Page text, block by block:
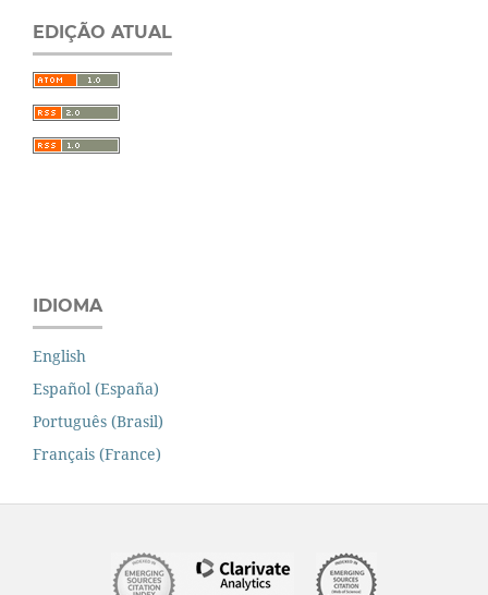
EDIÇÃO ATUAL
IDIOMA
English
Español (España)
Português (Brasil)
Français (France)